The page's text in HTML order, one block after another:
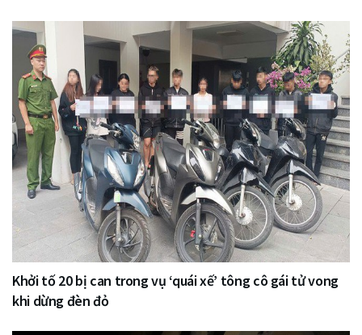
Khởi tố 20 bị can trong vụ ‘quái xế’ tông cô gái tử vong
khi dừng đèn đỏ